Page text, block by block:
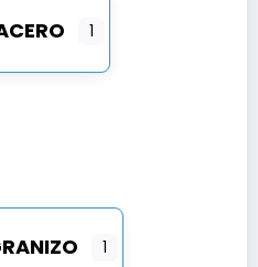
1
1